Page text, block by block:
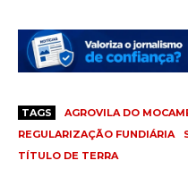
TAGS AGROVILA DO
REGULARIZAÇÃO FUNDIÁRIA
TÍTULO DE TERRA